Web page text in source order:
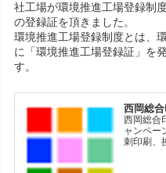
社工場が環境推進工場登録制
の登録証を頂きました。
環境推進工場登録制度とは、
に「環境推進工場登録証」を
す。
西岡総
西岡総合
ャンペー
刺印刷、